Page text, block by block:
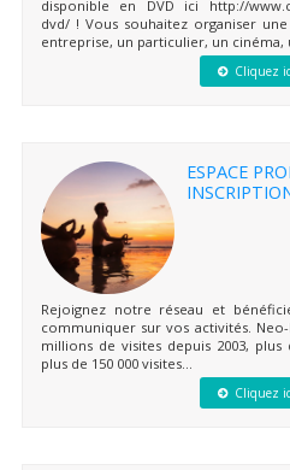
disponible en DVD ici http://
dvd/ ! Vous souhaitez organiser
entreprise, un particulier, un cinéma,
Cliquez
ESPACE
Rejoignez notre réseau et
communiquer sur vos activités.
millions de visites depuis 2003,
plus de 150 000 visites...
Cliquez